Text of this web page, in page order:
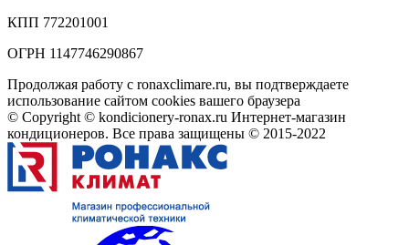
КПП 772201001
ОГРН 1147746290867
Продолжая работу с ronaxclimare.ru, вы подтверждаете
использование сайтом cookies вашего браузера
© Copyright © kondicionery-ronax.ru Интернет-магазин
кондиционеров. Все права защищены © 2015-2022